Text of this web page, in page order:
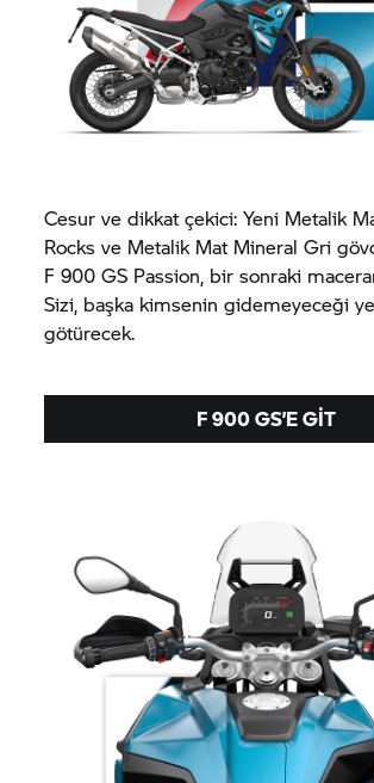
Cesur ve dikkat çekici: Yeni Metalik
Rocks ve Metalik Mat Mineral Gri
F 900 GS Passion, bir sonraki
Sizi, başka kimsenin gidemeyeceği
götürecek.
F 900 GS’E GIT